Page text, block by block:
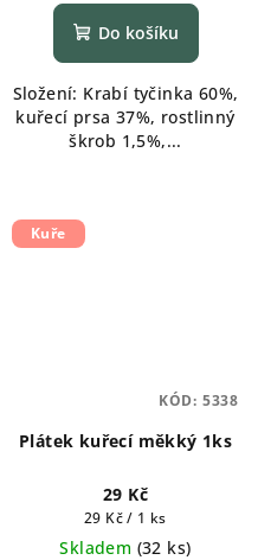
Do košíku
Složení: Krabí tyčinka 60%,
kuřecí prsa 37%, rostlinný
škrob 1,5%,...
Kuře
Plátek kuřecí měkký 1ks
29 Kč
Měrná
cena:
29 Kč / 1 ks
Skladem (32 ks)
KÓD: 5338